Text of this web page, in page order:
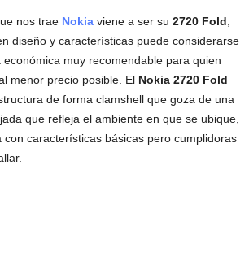
nos trae Nokia viene a ser su 2720 Fold
diseño y características puede considerarse
muy recomendable para quien
menor precio posible. El Nokia 2720 Fold
de forma clamshell que goza de una
que refleja el ambiente en que se ubique,
con características básicas pero cumplidoras